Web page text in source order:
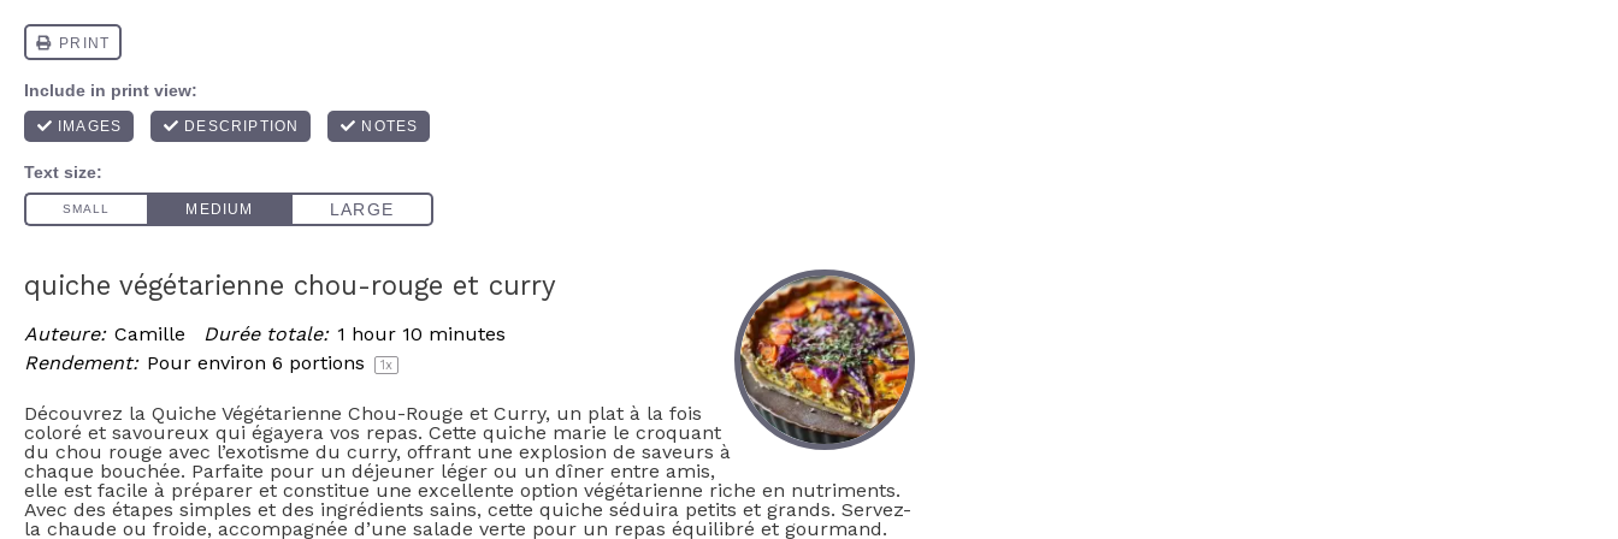
quiche végétarienne chou-rouge et curry
Auteure: Camille Durée totale: 1 hour 10 minutes
Rendement: Pour environ 6 portions 1x
Découvrez la Quiche Végétarienne Chou-Rouge et Curry, un plat à la fois
coloré et savoureux qui égayera vos repas. Cette quiche marie le croquant
du chou rouge avec l’exotisme du curry, offrant une explosion de saveurs à
chaque bouchée. Parfaite pour un déjeuner léger ou un dîner entre amis,
elle est facile à préparer et constitue une excellente option végétarienne riche en nutriments.
Avec des étapes simples et des ingrédients sains, cette quiche séduira petits et grands. Servez-
la chaude ou froide, accompagnée d’une salade verte pour un repas équilibré et gourmand.